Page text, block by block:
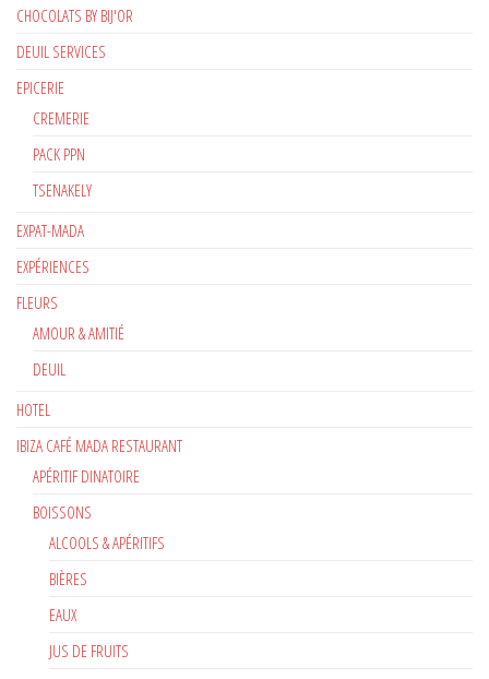
CHOCOLATS BY BIJ'OR
DEUIL SERVICES
EPICERIE
CREMERIE
PACK PPN
TSENAKELY
EXPAT-MADA
EXPÉRIENCES
FLEURS
AMOUR & AMITIÉ
DEUIL
HOTEL
IBIZA CAFÉ MADA RESTAURANT
APÉRITIF DINATOIRE
BOISSONS
ALCOOLS & APÉRITIFS
BIÈRES
EAUX
JUS DE FRUITS